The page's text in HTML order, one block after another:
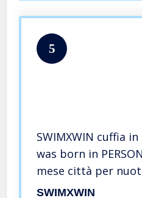
5
SWIMXWIN cuffia
was born in
mese città per
(1975)
SWIMXWIN